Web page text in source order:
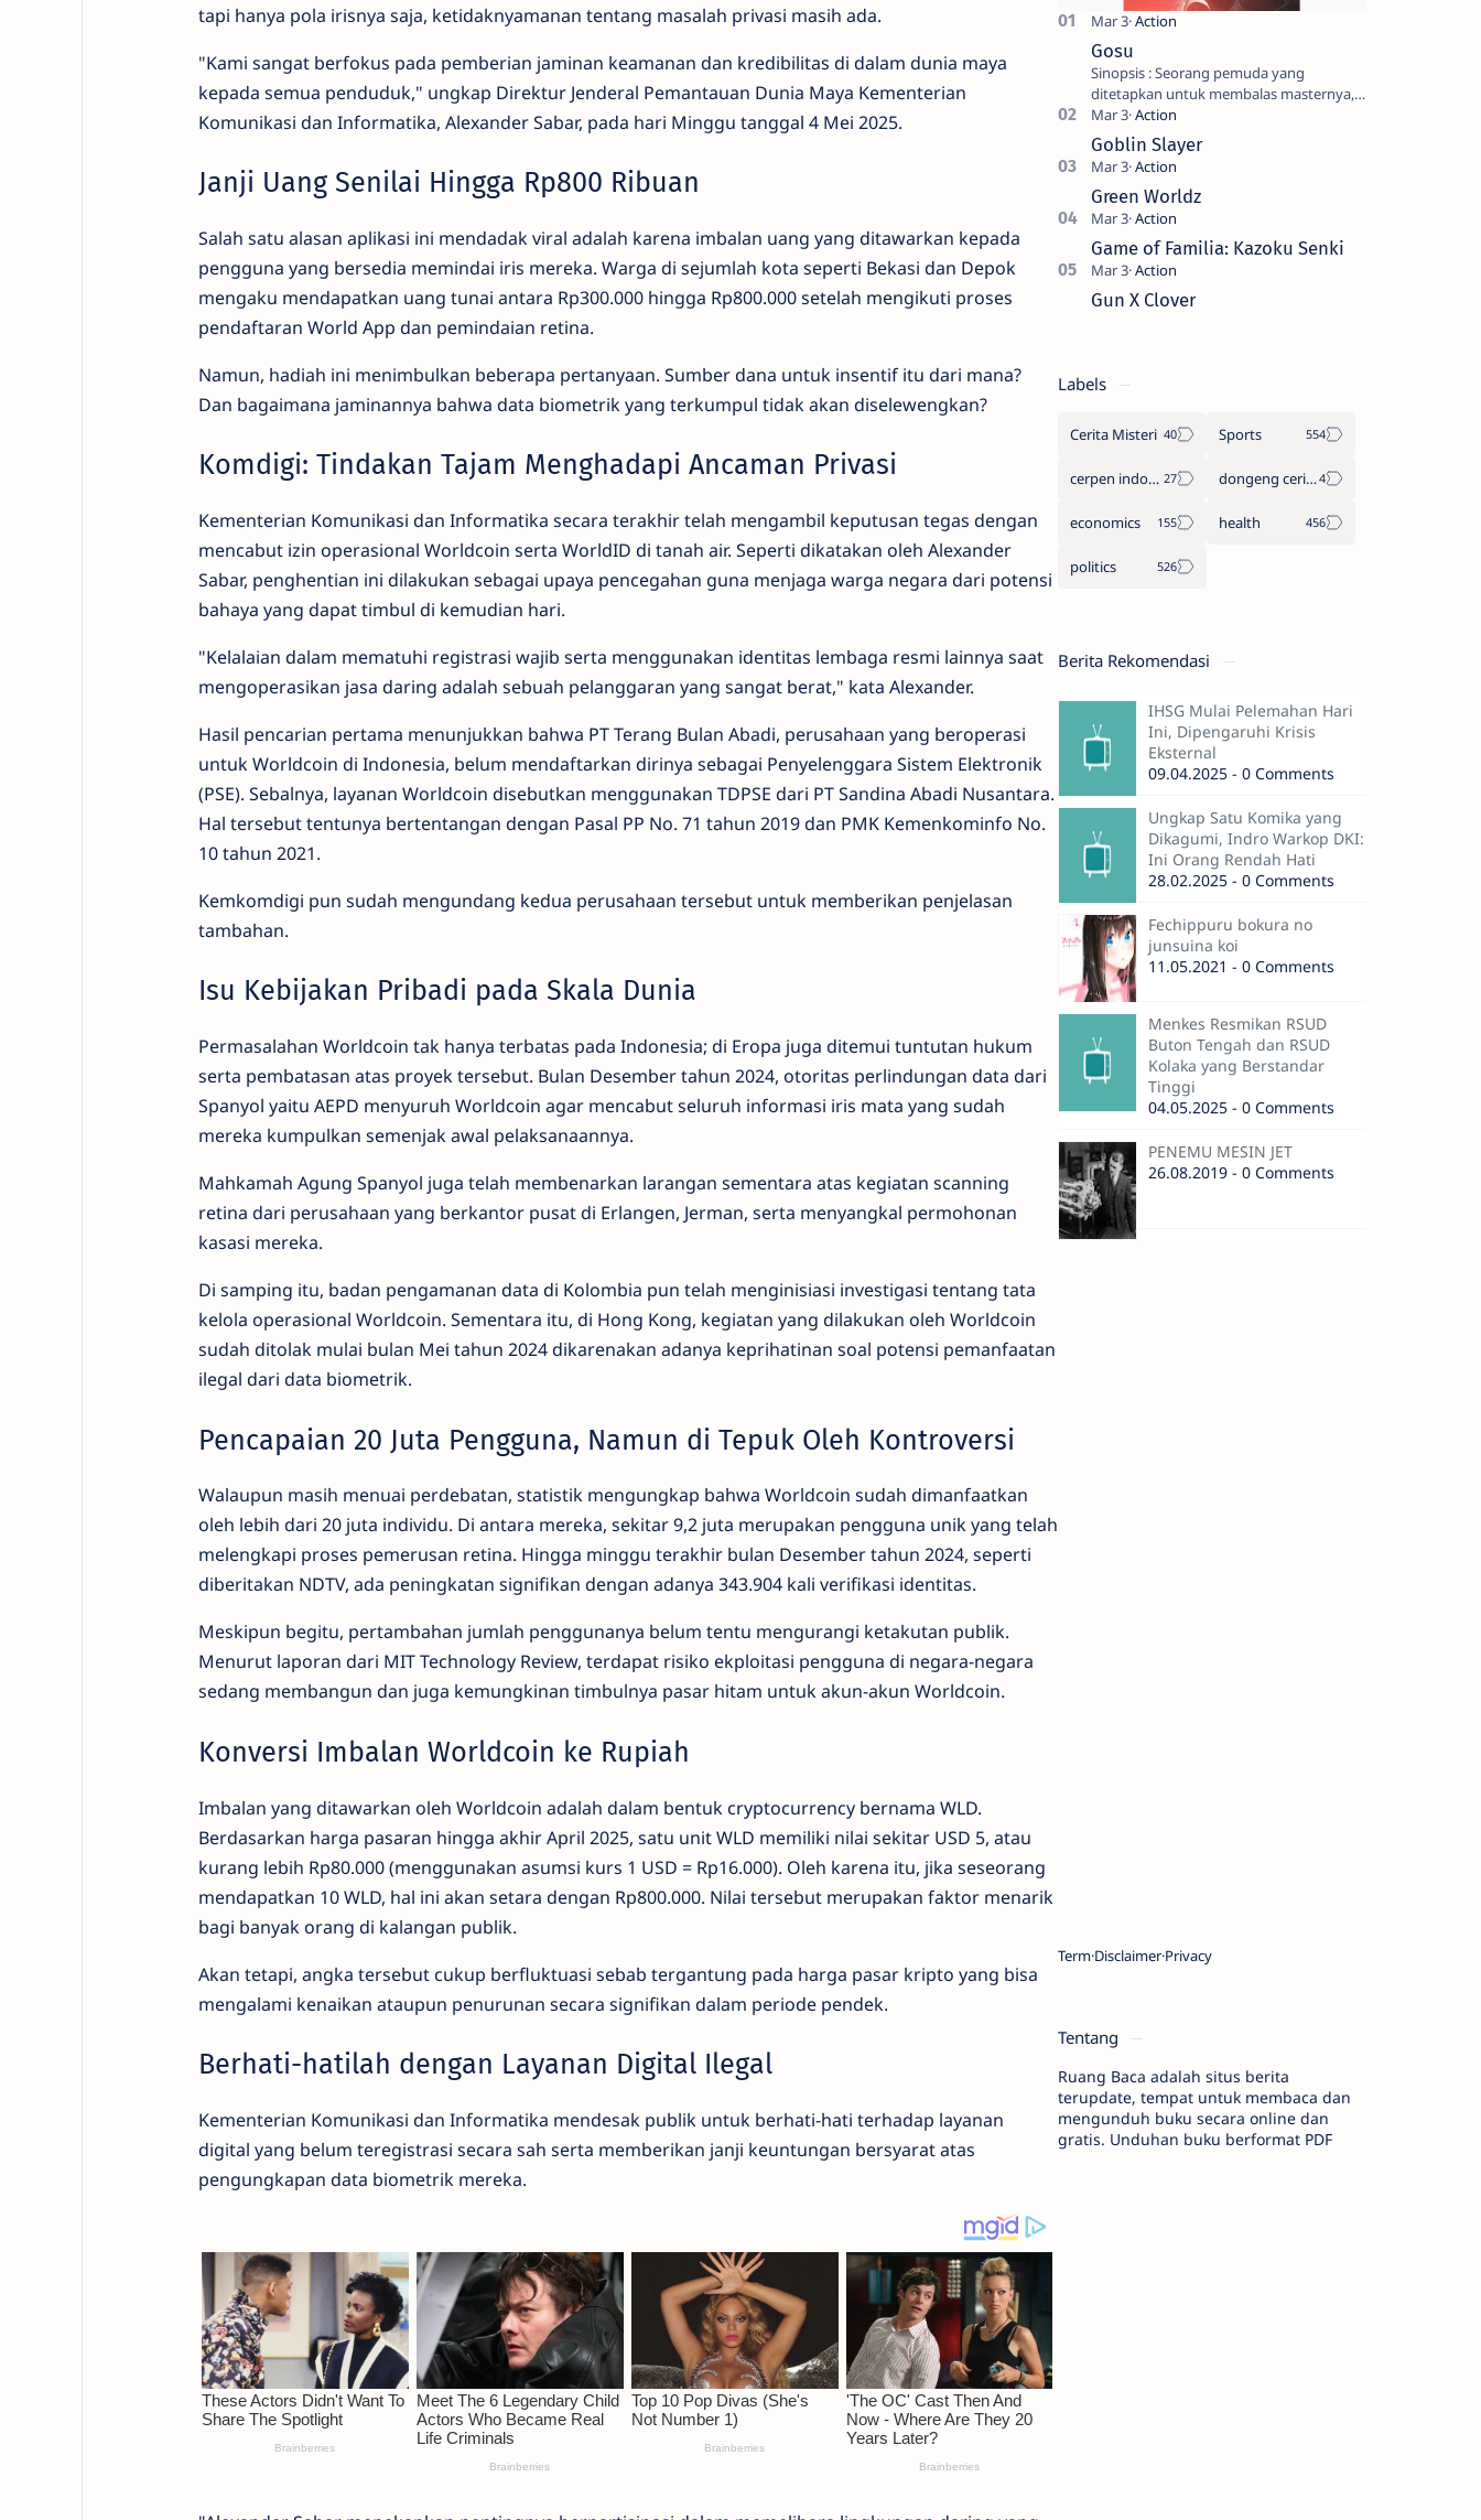
tapi hanya pola irisnya saja, ketidaknyamanan tentang masalah privasi masih ada.
"Kami sangat berfokus pada pemberian jaminan keamanan dan kredibilitas di dalam dunia maya
kepada semua penduduk," ungkap Direktur Jenderal Pemantauan Dunia Maya Kementerian
Komunikasi dan Informatika, Alexander Sabar, pada hari Minggu tanggal 4 Mei 2025.
Janji Uang Senilai Hingga Rp800 Ribuan
Salah satu alasan aplikasi ini mendadak viral adalah karena imbalan uang yang ditawarkan kepada
pengguna yang bersedia memindai iris mereka. Warga di sejumlah kota seperti Bekasi dan Depok
mengaku mendapatkan uang tunai antara Rp300.000 hingga Rp800.000 setelah mengikuti proses
pendaftaran World App dan pemindaian retina.
Namun, hadiah ini menimbulkan beberapa pertanyaan. Sumber dana untuk insentif itu dari mana?
Dan bagaimana jaminannya bahwa data biometrik yang terkumpul tidak akan diselewengkan?
Komdigi: Tindakan Tajam Menghadapi Ancaman Privasi
Kementerian Komunikasi dan Informatika secara terakhir telah mengambil keputusan tegas dengan
mencabut izin operasional Worldcoin serta WorldID di tanah air. Seperti dikatakan oleh Alexander
Sabar, penghentian ini dilakukan sebagai upaya pencegahan guna menjaga warga negara dari potensi
bahaya yang dapat timbul di kemudian hari.
"Kelalaian dalam mematuhi registrasi wajib serta menggunakan identitas lembaga resmi lainnya saat
mengoperasikan jasa daring adalah sebuah pelanggaran yang sangat berat," kata Alexander.
Hasil pencarian pertama menunjukkan bahwa PT Terang Bulan Abadi, perusahaan yang beroperasi
untuk Worldcoin di Indonesia, belum mendaftarkan dirinya sebagai Penyelenggara Sistem Elektronik
(PSE). Sebalnya, layanan Worldcoin disebutkan menggunakan TDPSE dari PT Sandina Abadi Nusantara.
Hal tersebut tentunya bertentangan dengan Pasal PP No. 71 tahun 2019 dan PMK Kemenkominfo No.
10 tahun 2021.
Kemkomdigi pun sudah mengundang kedua perusahaan tersebut untuk memberikan penjelasan
tambahan.
Isu Kebijakan Pribadi pada Skala Dunia
Permasalahan Worldcoin tak hanya terbatas pada Indonesia; di Eropa juga ditemui tuntutan hukum
serta pembatasan atas proyek tersebut. Bulan Desember tahun 2024, otoritas perlindungan data dari
Spanyol yaitu AEPD menyuruh Worldcoin agar mencabut seluruh informasi iris mata yang sudah
mereka kumpulkan semenjak awal pelaksanaannya.
Mahkamah Agung Spanyol juga telah membenarkan larangan sementara atas kegiatan scanning
retina dari perusahaan yang berkantor pusat di Erlangen, Jerman, serta menyangkal permohonan
kasasi mereka.
Di samping itu, badan pengamanan data di Kolombia pun telah menginisiasi investigasi tentang tata
kelola operasional Worldcoin. Sementara itu, di Hong Kong, kegiatan yang dilakukan oleh Worldcoin
sudah ditolak mulai bulan Mei tahun 2024 dikarenakan adanya keprihatinan soal potensi pemanfaatan
ilegal dari data biometrik.
Pencapaian 20 Juta Pengguna, Namun di Tepuk Oleh Kontroversi
Walaupun masih menuai perdebatan, statistik mengungkap bahwa Worldcoin sudah dimanfaatkan
oleh lebih dari 20 juta individu. Di antara mereka, sekitar 9,2 juta merupakan pengguna unik yang telah
melengkapi proses pemerusan retina. Hingga minggu terakhir bulan Desember tahun 2024, seperti
diberitakan NDTV, ada peningkatan signifikan dengan adanya 343.904 kali verifikasi identitas.
Meskipun begitu, pertambahan jumlah penggunanya belum tentu mengurangi ketakutan publik.
Menurut laporan dari MIT Technology Review, terdapat risiko ekploitasi pengguna di negara-negara
sedang membangun dan juga kemungkinan timbulnya pasar hitam untuk akun-akun Worldcoin.
Konversi Imbalan Worldcoin ke Rupiah
Imbalan yang ditawarkan oleh Worldcoin adalah dalam bentuk cryptocurrency bernama WLD.
Berdasarkan harga pasaran hingga akhir April 2025, satu unit WLD memiliki nilai sekitar USD 5, atau
kurang lebih Rp80.000 (menggunakan asumsi kurs 1 USD = Rp16.000). Oleh karena itu, jika seseorang
mendapatkan 10 WLD, hal ini akan setara dengan Rp800.000. Nilai tersebut merupakan faktor menarik
bagi banyak orang di kalangan publik.
Akan tetapi, angka tersebut cukup berfluktuasi sebab tergantung pada harga pasar kripto yang bisa
mengalami kenaikan ataupun penurunan secara signifikan dalam periode pendek.
Berhati-hatilah dengan Layanan Digital Ilegal
Kementerian Komunikasi dan Informatika mendesak publik untuk berhati-hati terhadap layanan
digital yang belum teregistrasi secara sah serta memberikan janji keuntungan bersyarat atas
pengungkapan data biometrik mereka.
Gosu
Sinopsis : Seorang pemuda yang
ditetapkan untuk membalas masternya,
seorang seniman bela diri kuat sekali
yang dikhianati oleh anak buahn…
Goblin Slayer
Green Worldz
Game of Familia: Kazoku Senki
Gun X Clover
Labels
Cerita Misteri Sports
cerpen indonesia dongeng cerita legenda
economics health
politics
Berita Rekomendasi
IHSG Mulai Pelemahan Hari
Ini, Dipengaruhi Krisis
Eksternal
09.04.2025 - 0 Comments
Ungkap Satu Komika yang
Dikagumi, Indro Warkop DKI:
Ini Orang Rendah Hati
28.02.2025 - 0 Comments
Fechippuru bokura no
junsuina koi
11.05.2021 - 0 Comments
Menkes Resmikan RSUD
Buton Tengah dan RSUD
Kolaka yang Berstandar
Tinggi
04.05.2025 - 0 Comments
PENEMU MESIN JET
26.08.2019 - 0 Comments
TermDisclaimerPrivacy
Tentang
Ruang Baca adalah situs berita
terupdate, tempat untuk membaca dan
mengunduh buku secara online dan
gratis. Unduhan buku berformat PDF